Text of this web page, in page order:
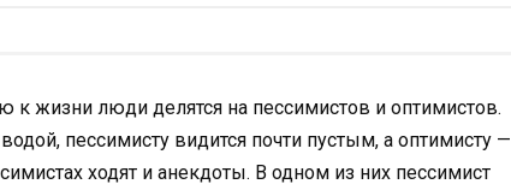
к жизни люди делятся на пессимистов и оптимистов.
пессимисту видится почти пустым, а оптимисту —
ходят и анекдоты. В одном из них пессимист